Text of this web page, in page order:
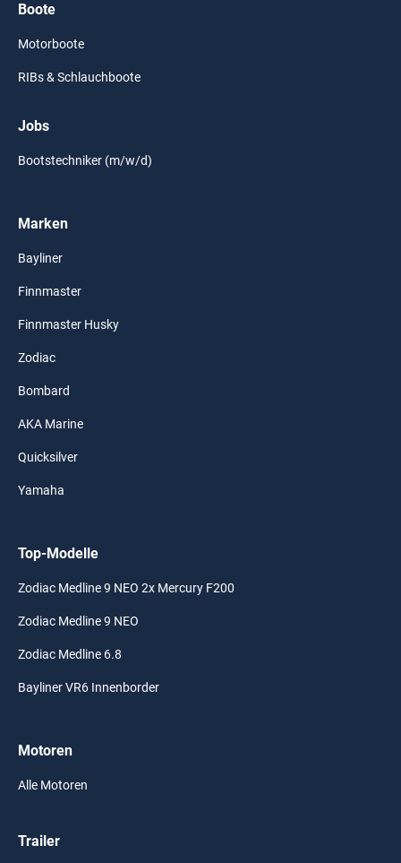
Boote
Motorboote
RIBs & Schlauchboote
Jobs
Bootstechniker (m/w/d)
Marken
Bayliner
Finnmaster
Finnmaster Husky
Zodiac
Bombard
AKA Marine
Quicksilver
Yamaha
Top-Modelle
Zodiac Medline 9 NEO 2x Mercury F200
Zodiac Medline 9 NEO
Zodiac Medline 6.8
Bayliner VR6 Innenborder
Motoren
Alle Motoren
Trailer